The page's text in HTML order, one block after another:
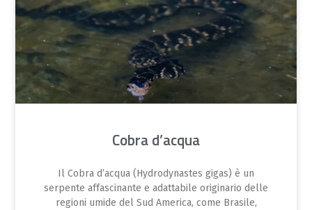
Cobra d’acqua
Il Cobra d’acqua (Hydrodynastes gigas) è un
serpente affascinante e adattabile originario delle
regioni umide del Sud America, come Brasile,